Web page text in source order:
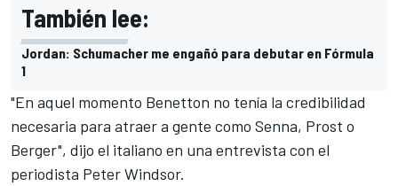
También lee:
Jordan: Schumacher me engañó para debutar en Fórmula
1
"En aquel momento Benetton no tenía la credibilidad
necesaria para atraer a gente como Senna, Prost o
Berger", dijo el italiano en una entrevista con el
periodista Peter Windsor.